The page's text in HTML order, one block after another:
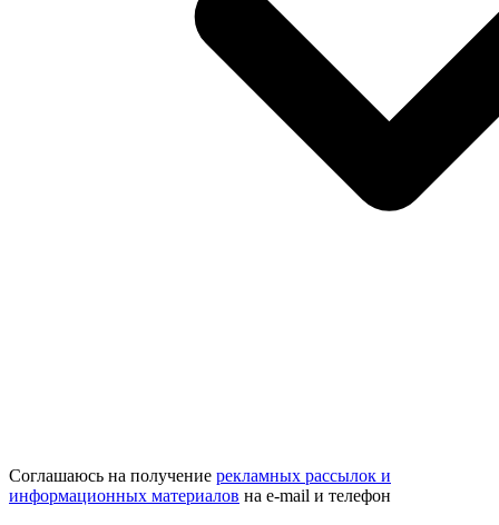
Соглашаюсь на получение рекламных рассылок и
информационных материалов на e‑mail и телефон